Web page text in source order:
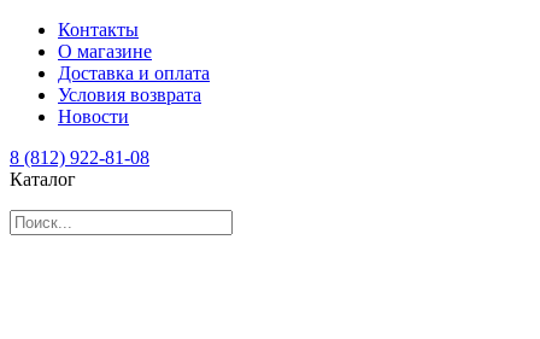
Контакты
О магазине
Доставка и оплата
Условия возврата
Новости
8 (812) 922-81-08
Каталог